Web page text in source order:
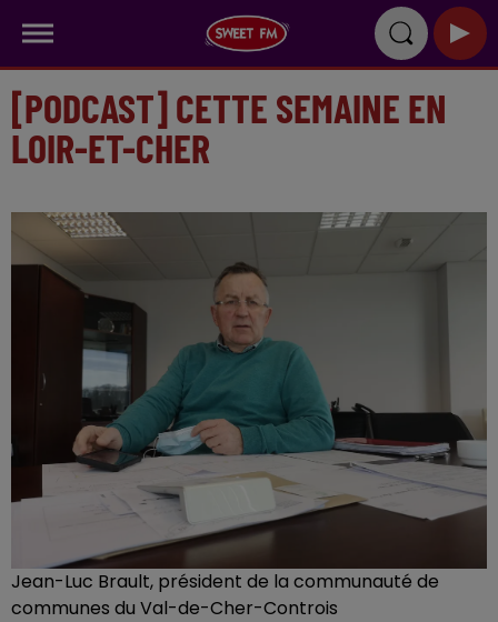
[PODCAST] CETTE SEMAINE EN
LOIR-ET-CHER
Jean-Luc Brault, président de la communauté de
communes du Val-de-Cher-Controis